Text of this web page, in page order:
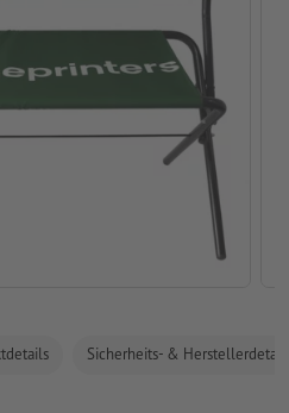
Sicherheits- &